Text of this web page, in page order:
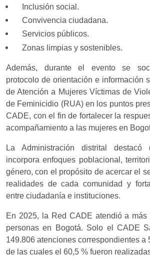
Inclusión social.
Convivencia ciudadana.
Servicios públicos.
Zonas limpias y sostenibles.
Además, durante el evento se
protocolo de orientación e información
de Atención a Mujeres Víctimas de
de Feminicidio (RUA) en los puntos
CADE, con el fin de fortalecer la
acompañamiento a las mujeres en
La Administración distrital
incorpora enfoques poblacional,
género, con el propósito de acercar el
realidades de cada comunidad y
entre ciudadanía e instituciones.
En 2025, la Red CADE atendió a
personas en Bogotá. Solo el CADE
149.806 atenciones correspondientes a
de las cuales el 60,5 % fueron